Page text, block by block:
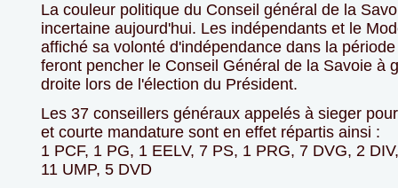
La couleur politique du Conseil général de la
incertaine aujourd'hui. Les indépendants et le
affiché sa volonté d'indépendance dans la
feront pencher le Conseil Général de la Savoie à
droite lors de l'élection du Président.
Les 37 conseillers généraux appelés à sieger
et courte mandature sont en effet répartis ainsi :
1 PCF, 1 PG, 1 EELV, 7 PS, 1 PRG, 7 DVG, 2
11 UMP, 5 DVD